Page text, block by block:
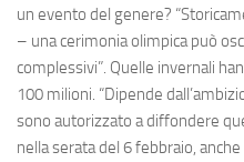
un evento del genere?
– una cerimonia olimpica può
complessivi”. Quelle invernali
100 milioni. “Dipende
sono autorizzato a diffondere
nella serata del 6 febbraio,